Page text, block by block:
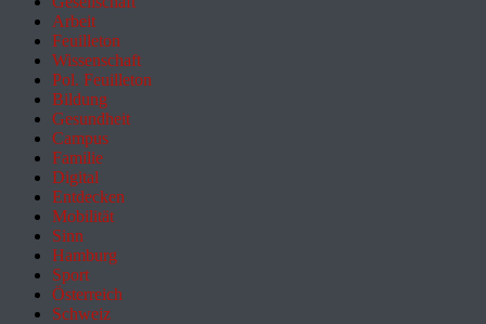
Arbeit
Feuilleton
Wissenschaft
Pol. Feuilleton
Bildung
Gesundheit
Campus
Familie
Digital
Entdecken
Mobilität
Sinn
Hamburg
Sport
Österreich
Schweiz